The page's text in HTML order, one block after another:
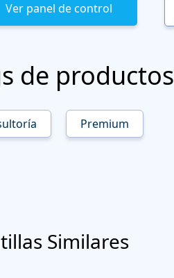
Ver panel de control
de productos
Premium
Similares